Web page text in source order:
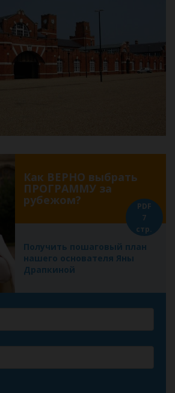
Как ВЕРНО выбрать
ПРОГРАММУ за
рубежом?
Получить пошаговый план
нашего основателя Яны
Драпкиной
PDF
7
стр.